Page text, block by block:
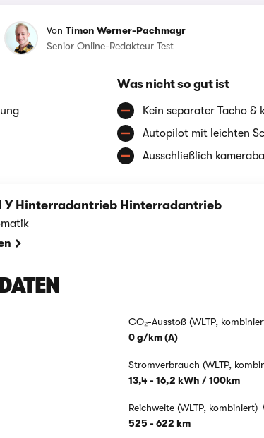
VonTimon Werner-Pachmayr
Senior Online-Redakteur Test
Was nicht so gut ist
Kein separater Tacho &
Autopilot mit leichten
Ausschließlich
Y Hinterradantrieb Hinterradantrieb
CO₂-Ausstoß (WLTP,
0 g/km (A)
Stromverbrauch (WLTP,
13,4 - 16,2 kWh / 100km
Reichweite (WLTP, kombiniert)
525 - 622 km